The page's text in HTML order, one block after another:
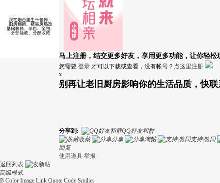
马上注册，结交更多好友，享用更多功能，让你轻松
您需要 登录 才可以下载或查看，没有帐号？ 点这里注册
x
别再让老旧厨房影响你的生活品质，快
分享到:
QQ好友和群
收藏
分享 淘帖
支持|赞同
回复
使用道具 举报
返回列表
高级模式
B Color Image Link Quote Code Smilies